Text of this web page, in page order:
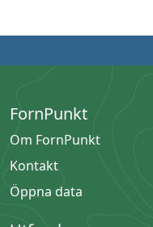
FornPunkt
Om FornPunkt
Kontakt
Öppna data